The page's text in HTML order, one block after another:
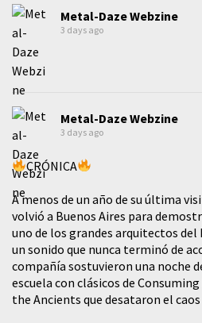
Metal-Daze Webzine
3 days ago
Metal-Daze Webzine
3 days ago
CRÓNICA
A menos de un año de su última
volvió a Buenos Aires para
uno de los grandes arquitectos del
un sonido que nunca terminó de
compañía sostuvieron una noche
escuela con clásicos de
the Ancients que desataron el